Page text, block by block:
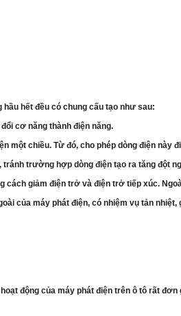
hết đều có chung cấu tạo như sau:
cơ năng thành điện năng.
một chiều. Từ đó, cho phép dòng điện này
trường hợp dòng điện tạo ra tăng đột
giảm điện trở và điện trở tiếp xúc.
của máy phát điện, có nhiệm vụ tản
động của máy phát điện trên ô tô rất đơn